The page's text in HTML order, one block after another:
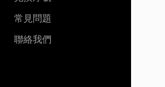
常見問題
聯絡我們